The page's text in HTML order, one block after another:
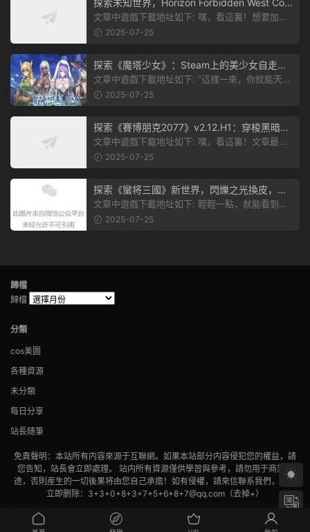
探索未知世界，Horizon Forbidden West Com
plete Edition正式發布！
文章中遊戲下載地址如下: 嘿，看這裏！想要加入
遊戲資源分享群，就點文章最後那...
2025-07-25
探索《魔塔少女》：Steam上的美少女自走
棋，戰鬥與策略的雙重盛宴！
文章中遊戲下載地址如下: “這樣一來，你就能天天
2025-07-25
探索《賽博朋克2077》v2.12.H1：穿梭黑暗都
市，感受未來世界的震撼
文章中遊戲下載地址如下: 嘿，看這裏！文章最後
有個圖片，點一下就能加入我們的...
2025-07-25
探索《蠻将三國》新世界，閃爍之光換皮，共
赴手遊盛宴！
文章中遊戲下載地址如下: 輕輕一點，就能看到原
文。 滑動一下屏幕，就能看到...
2025-07-25
歸檔
歸檔
分類
cos美圖
各種資源
未分類
每日分享
站長随筆
免責聲明：本站所有内容來源于互聯網。如果本站部分内容侵犯您的權益，請
您告知，站長會立即處理。 站内所有資源僅供學習與參考，請勿用于商業用
途，否則産生的一切後果将由您自己承擔！如有侵權，請來信聯系我們，我們
立即删除：3+3+0+8+3+7+5+6+8+7@qq.com（去掉+）
蘇ICP備2022022702号-1 版權歸老貓所有